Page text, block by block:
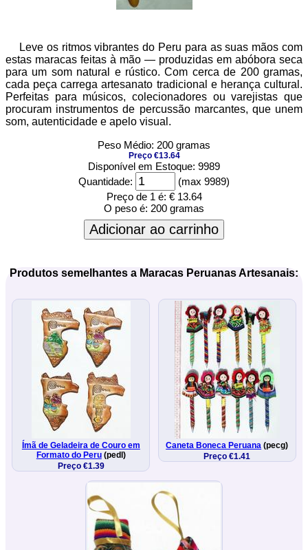
Leve os ritmos vibrantes do Peru para as suas mãos com
estas maracas feitas à mão — produzidas em abóbora seca
para um som natural e rústico. Com cerca de 200 gramas,
cada peça carrega artesanato tradicional e herança cultural.
Perfeitas para músicos, colecionadores ou varejistas que
procuram instrumentos de percussão marcantes, que unem
som, autenticidade e apelo visual.
Peso Médio: 200 gramas
Preço €13.64
Disponível em Estoque: 9989
Quantidade:
(max 9989)
Preço de 1 é: € 13.64
O peso é: 200 gramas
Adicionar ao carrinho
Produtos semelhantes a Maracas Peruanas Artesanais:
Ímã de Geladeira de Couro em
Formato do Peru(pedl)
Preço €1.39
Caneta Boneca Peruana (pecg)
Preço €1.41